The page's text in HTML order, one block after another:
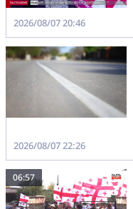
2026/08/07 20:46
2026/08/07 22:26
06:57